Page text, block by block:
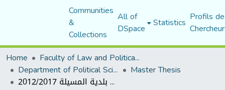
Communities
&
Collections
All of
DSpace Statistics Profils
Home
Faculty of Law and Political Science
Department of Political Sciences Master Thesis
الإدارة الإلكترونية كألية لتحسين الخدمة العمومية دراسة حالة بلدية المسيلة 2012/2017